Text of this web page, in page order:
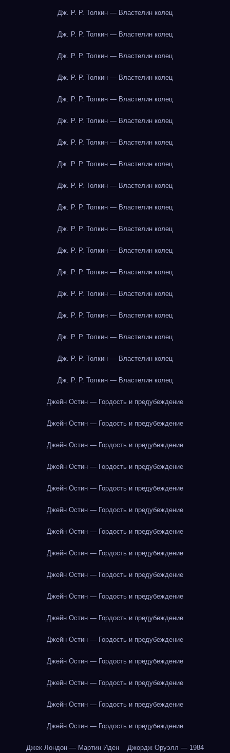
Дж. Р. Р. Толкин — Властелин колец
Дж. Р. Р. Толкин — Властелин колец
Дж. Р. Р. Толкин — Властелин колец
Дж. Р. Р. Толкин — Властелин колец
Дж. Р. Р. Толкин — Властелин колец
Дж. Р. Р. Толкин — Властелин колец
Дж. Р. Р. Толкин — Властелин колец
Дж. Р. Р. Толкин — Властелин колец
Дж. Р. Р. Толкин — Властелин колец
Дж. Р. Р. Толкин — Властелин колец
Дж. Р. Р. Толкин — Властелин колец
Дж. Р. Р. Толкин — Властелин колец
Дж. Р. Р. Толкин — Властелин колец
Дж. Р. Р. Толкин — Властелин колец
Дж. Р. Р. Толкин — Властелин колец
Дж. Р. Р. Толкин — Властелин колец
Дж. Р. Р. Толкин — Властелин колец
Дж. Р. Р. Толкин — Властелин колец
Джейн Остин — Гордость и предубеждение
Джейн Остин — Гордость и предубеждение
Джейн Остин — Гордость и предубеждение
Джейн Остин — Гордость и предубеждение
Джейн Остин — Гордость и предубеждение
Джейн Остин — Гордость и предубеждение
Джейн Остин — Гордость и предубеждение
Джейн Остин — Гордость и предубеждение
Джейн Остин — Гордость и предубеждение
Джейн Остин — Гордость и предубеждение
Джейн Остин — Гордость и предубеждение
Джейн Остин — Гордость и предубеждение
Джейн Остин — Гордость и предубеждение
Джейн Остин — Гордость и предубеждение
Джейн Остин — Гордость и предубеждение
Джейн Остин — Гордость и предубеждение
Джек Лондон — Мартин Иден Джордж Оруэлл — 1984